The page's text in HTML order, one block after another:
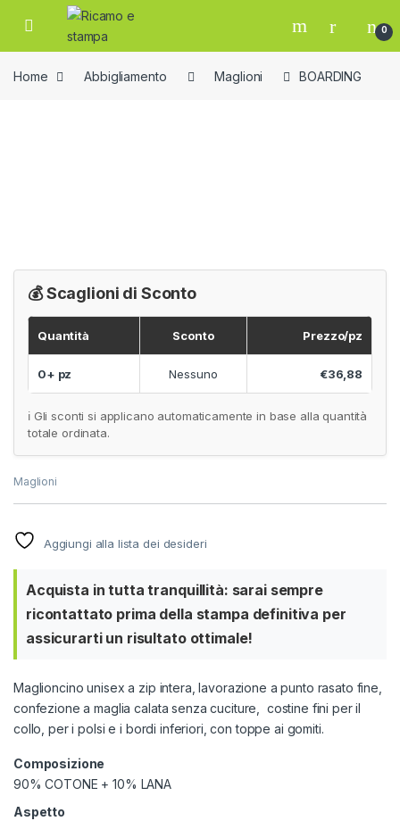
Skip to navigation
Skip to content
Open 0
Home Abbigliamento Maglioni BOARDING
💰 Scaglioni di Sconto
Quantità Sconto Prezzo/pz
0+ pz Nessuno €36,88
ℹ️ Gli sconti si applicano automaticamente in base alla quantità
totale ordinata.
Maglioni
Aggiungi alla lista dei desideri
Acquista in tutta tranquillità: sarai sempre
ricontattato prima della stampa definitiva per
assicurarti un risultato ottimale!
Maglioncino unisex a zip intera, lavorazione a punto rasato fine,
confezione a maglia calata senza cuciture, costine fini per il
collo, per i polsi e i bordi inferiori, con toppe ai gomiti.
Composizione
90% COTONE + 10% LANA
Aspetto